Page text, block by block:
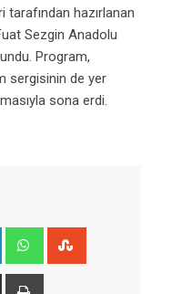
hazırlanan
Sezgin Anadolu
Program,
sergisinin de yer
sona erdi.
LinkedIn Whatsapp
Share